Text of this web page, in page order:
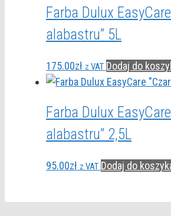
Farba Dulux
alabastru” 5L
175.00zł z VAT Dodaj do
Farba Dulux
alabastru” 2,5L
95.00zł z VAT Dodaj do